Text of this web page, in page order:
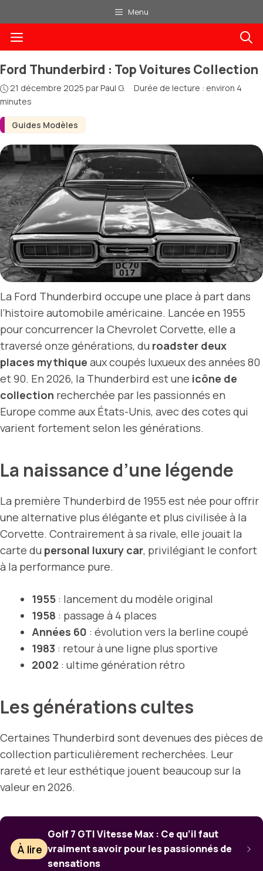
au
contenu
Menu
Menu
Guides Modèles
Ford Thunderbird : Top Voitures Collection
21 décembre 2025 parPaul G. · Durée de lecture : environ 4
minutes
La Ford Thunderbird occupe une place à part dans
l’histoire automobile américaine. Lancée en 1955
pour concurrencer la Chevrolet Corvette, elle a
traversé onze générations, du roadster deux
places mythique aux coupés luxueux des années 80
et 90. En 2026, la Thunderbird est une icône de
collection recherchée par les passionnés en
Europe comme aux États-Unis, avec des cotes qui
varient fortement selon les générations.
La naissance d’une légende
La première Thunderbird de 1955 est née pour offrir
une alternative plus élégante et plus civilisée à la
Corvette. Contrairement à sa rivale, elle jouait la
carte du personal luxury car, privilégiant le confort
à la performance pure.
1955 : lancement du modèle original
1958 : passage à 4 places
Années 60 : évolution vers la berline coupé
1983 : retour à une ligne plus sportive
2002 : ultime génération rétro
Les générations cultes
Certaines Thunderbird sont devenues des pièces de
collection particulièrement recherchées. Leur
rareté et leur esthétique jouent beaucoup sur la
valeur en 2026.
À lire
Golf 7 GTI Vitesse Max : Ce qu’il faut
vraiment savoir pour les passionnés de
sensations